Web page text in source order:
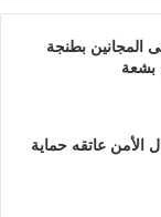
المجانين بطنجة
بشعة
الأمن عاتقه حماية